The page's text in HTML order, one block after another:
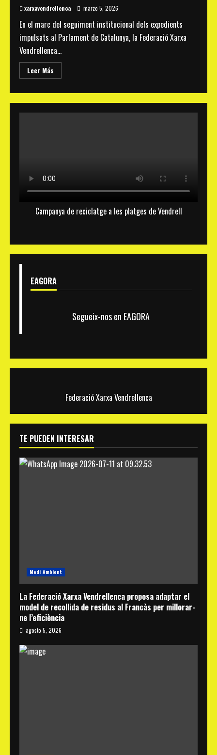
xarxavendrellenca marzo 5, 2026
En el marc del seguiment institucional dels expedients
impulsats al Parlament de Catalunya, la Federació Xarxa
Vendrellenca...
Leer Más
more
Xarxa
Vendrellenca
qüestions
patrimoni,
cultura
Campanya de reciclatge a les platges de Vendrell
EAGORA
Segueix-nos en EAGORA
Federació Xarxa Vendrellenca
TE PUEDEN INTERESAR
Medi Ambient
La Federació Xarxa Vendrellenca proposa adaptar el
model de recollida de residus al Francàs per millorar-
ne l’eficiència
agosto 5, 2026